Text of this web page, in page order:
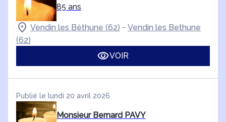
85 ans
Vendin les Béthune (62) - Vendin les Bethune
(62)
VOIR
Publié le lundi 20 avril 2026
Monsieur Bernard PAVY